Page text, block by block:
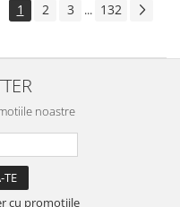
1 2 3 ... 132
noastre
cu promotiile